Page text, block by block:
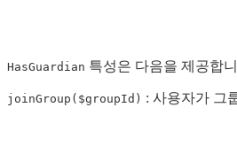
HasGuardian 특성은 다음을 제공합
joinGroup($groupId) : 사용자가 그